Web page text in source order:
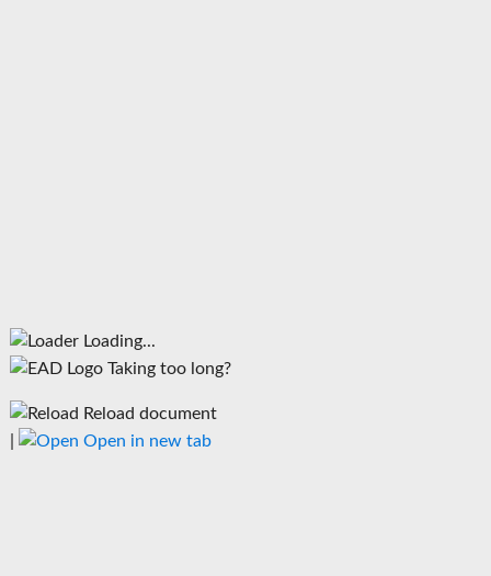
Loading...
Taking too long?
Reload document
Open in new tab